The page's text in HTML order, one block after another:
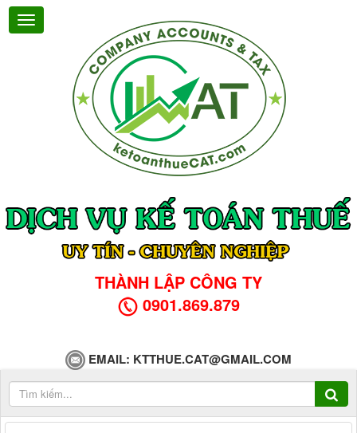
THÀNH LẬP CÔNG TY
0901.869.879
EMAIL: KTTHUE.CAT@GMAIL.COM